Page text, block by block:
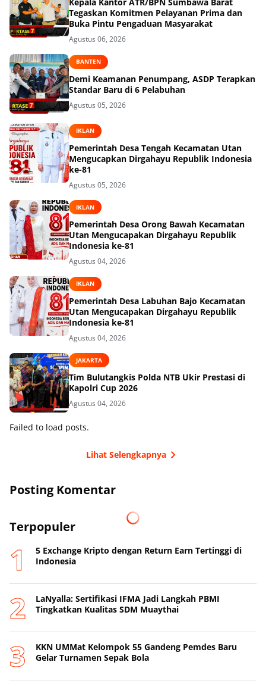
Kepala Kantor ATR/BPN Sumbawa Barat
Tegaskan Komitmen Pelayanan Prima dan
Buka Pintu Pengaduan Masyarakat
Agustus 06, 2026
BANTEN
Demi Keamanan Penumpang, ASDP Terapkan
Standar Baru di 6 Pelabuhan
Agustus 05, 2026
IKLAN
Pemerintah Desa Tengah Kecamatan Utan
Mengucapkan Dirgahayu Republik Indonesia
ke-81
Agustus 05, 2026
IKLAN
Pemerintah Desa Orong Bawah Kecamatan
Utan Mengucapakan Dirgahayu Republik
Indonesia ke-81
Agustus 04, 2026
IKLAN
Pemerintah Desa Labuhan Bajo Kecamatan
Utan Mengucapakan Dirgahayu Republik
Indonesia ke-81
Agustus 04, 2026
JAKARTA
Tim Bulutangkis Polda NTB Ukir Prestasi di
Kapolri Cup 2026
Agustus 04, 2026
Failed to load posts.
Lihat Selengkapnya
Posting Komentar
Terpopuler
5 Exchange Kripto dengan Return Earn Tertinggi di
Indonesia
LaNyalla: Sertifikasi IFMA Jadi Langkah PBMI
Tingkatkan Kualitas SDM Muaythai
KKN UMMat Kelompok 55 Gandeng Pemdes Baru
Gelar Turnamen Sepak Bola